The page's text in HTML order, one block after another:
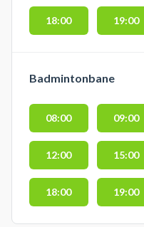
18:00 19:00
Badmintonbane
08:00 09:00
12:00 15:00
18:00 19:00